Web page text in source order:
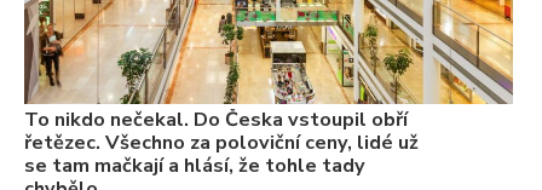
To nikdo nečekal. Do Česka vstoupil obří
řetězec. Všechno za poloviční ceny, lidé už
se tam mačkají a hlásí, že tohle tady